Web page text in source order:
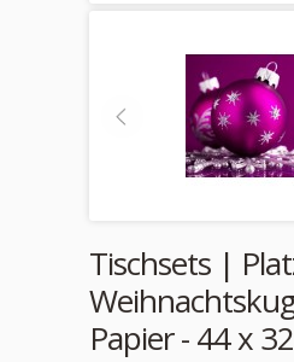
Tischsets |
Papier - 44 x